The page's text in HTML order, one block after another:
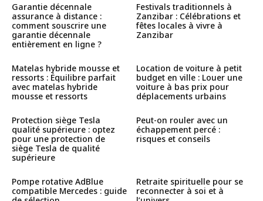
Garantie décennale
assurance à distance :
comment souscrire une
garantie décennale
entièrement en ligne ?
Festivals traditionnels à
Zanzibar : Célébrations et
fêtes locales à vivre à
Zanzibar
Matelas hybride mousse et
ressorts : Équilibre parfait
avec matelas hybride
mousse et ressorts
Location de voiture à petit
budget en ville : Louer une
voiture à bas prix pour
déplacements urbains
Protection siège Tesla
qualité supérieure : optez
pour une protection de
siège Tesla de qualité
supérieure
Peut-on rouler avec un
échappement percé :
risques et conseils
Pompe rotative AdBlue
compatible Mercedes : guide
Retraite spirituelle pour se
reconnecter à soi et à